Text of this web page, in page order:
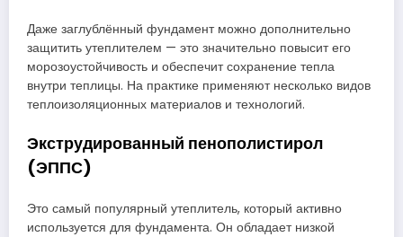
Даже заглублённый фундамент можно дополнительно
защитить утеплителем — это значительно повысит его
морозоустойчивость и обеспечит сохранение тепла
внутри теплицы. На практике применяют несколько видов
теплоизоляционных материалов и технологий.
Экструдированный пенополистирол
(ЭППС)
Это самый популярный утеплитель, который активно
используется для фундамента. Он обладает низкой